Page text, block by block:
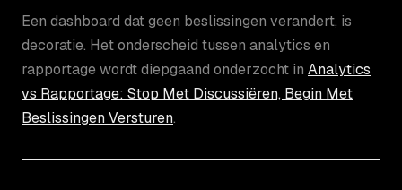
Een dashboard dat geen beslissingen verandert, is
decoratie. Het onderscheid tussen analytics en
rapportage wordt diepgaand onderzocht in Analytics
vs Rapportage: Stop Met Discussiëren, Begin Met
Beslissingen Versturen.